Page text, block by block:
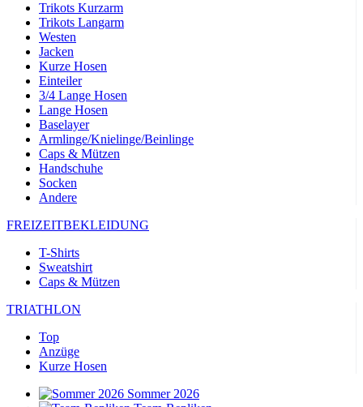
Trikots Kurzarm
Trikots Langarm
Westen
Jacken
Kurze Hosen
Einteiler
3/4 Lange Hosen
Lange Hosen
Baselayer
Armlinge/Knielinge/Beinlinge
Caps & Mützen
Handschuhe
Socken
Andere
FREIZEITBEKLEIDUNG
T-Shirts
Sweatshirt
Caps & Mützen
TRIATHLON
Top
Anzüge
Kurze Hosen
Sommer 2026